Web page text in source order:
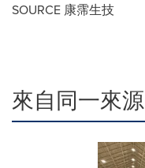
SOURCE 康霈生技
來自同一來源